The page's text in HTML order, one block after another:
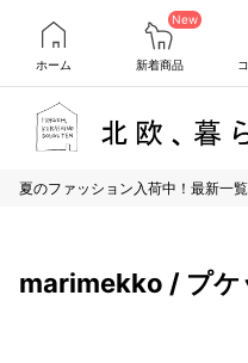
ホーム
New
新着商品
夏のファッション入荷中！最新一
marimekko / プケ